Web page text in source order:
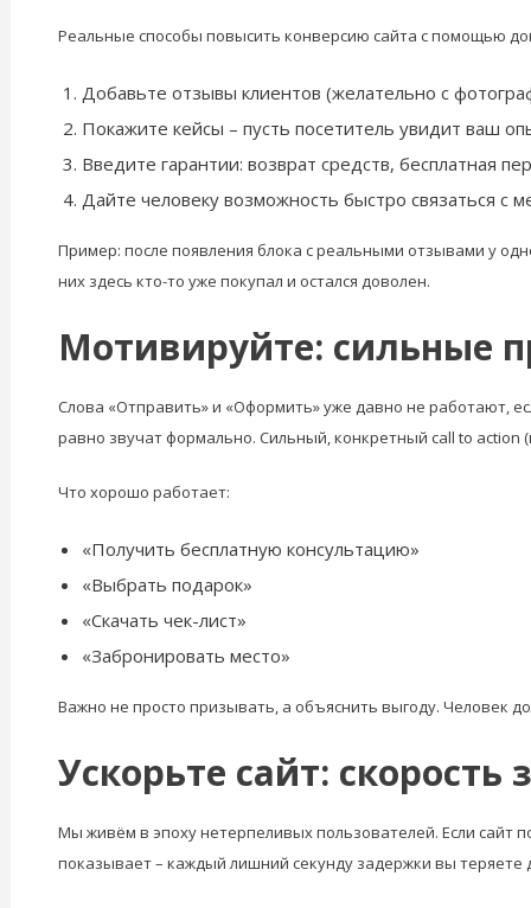
Реальные способы повысить конверсию сайта с помощью
Добавьте отзывы клиентов (желательно с
Покажите кейсы – пусть посетитель увидит ваш
Введите гарантии: возврат средств, бесплатная
Дайте человеку возможность быстро связаться
Пример: после появления блока с реальными отзывами у
них здесь кто-то уже покупал и остался доволен.
Мотивируйте: сильные
Слова «Отправить» и «Оформить» уже давно не работают,
равно звучат формально. Сильный, конкретный call to
Что хорошо работает:
«Получить бесплатную консультацию»
«Выбрать подарок»
«Скачать чек-лист»
«Забронировать место»
Важно не просто призывать, а объяснить выгоду. Человек
Ускорьте сайт: скорость
Мы живём в эпоху нетерпеливых пользователей. Если сайт
показывает – каждый лишний секунду задержки вы теряете